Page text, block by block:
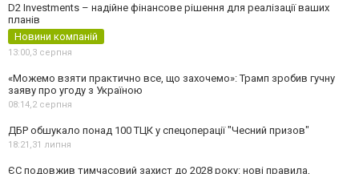
D2 Investments – надійне фінансове рішення для реалізації ваших
планів
Новини компаній
13:00, 3 серпня
«Можемо взяти практично все, що захочемо»: Трамп зробив гучну
заяву про угоду з Україною
08:14, 2 серпня
ДБР обшукало понад 100 ТЦК у спецоперації "Чесний призов"
18:21, 31 липня
ЄС подовжив тимчасовий захист до 2028 року: нові правила,